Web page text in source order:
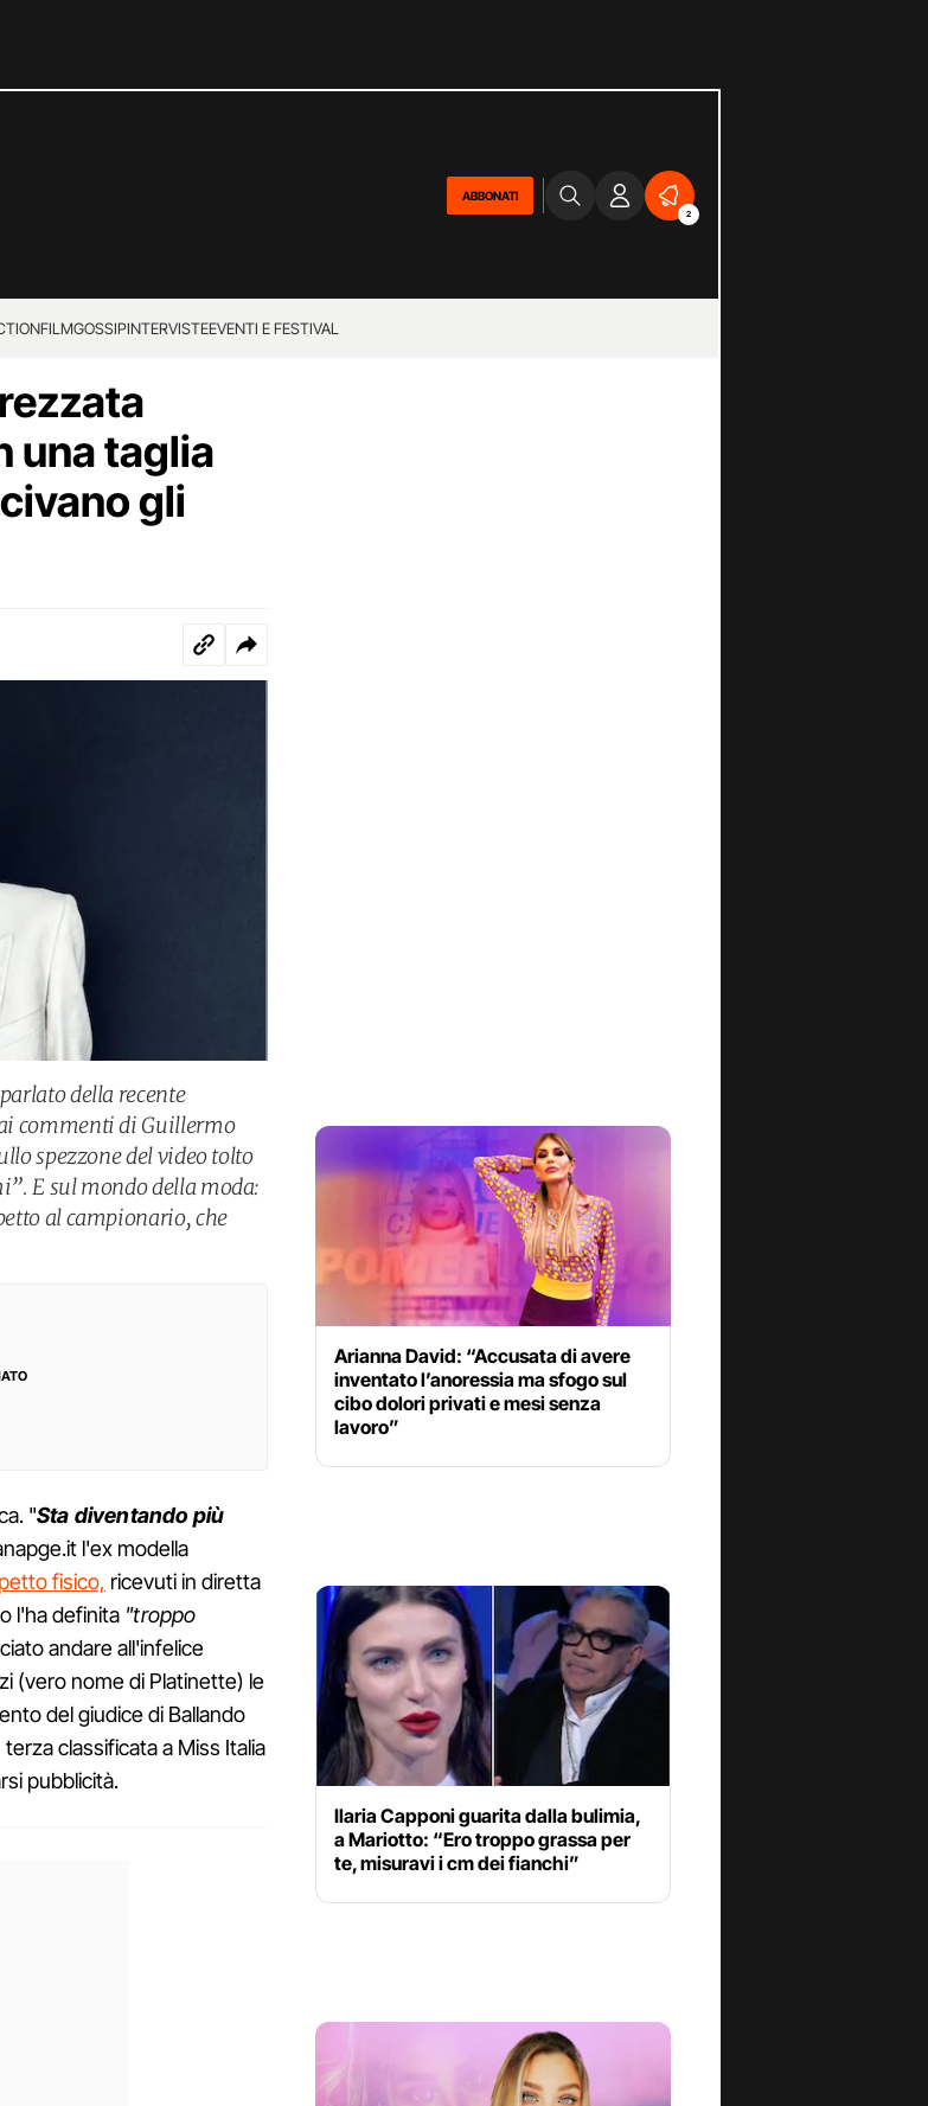
ABBONATI
2
FILMGOSSIPINTERVISTEEVENTI E FESTIVAL
una taglia
gli
della recente
commenti di Guillermo
spezzone del video tolto
E sul mondo della moda:
al campionario, che
"Sta diventando più
l'ex modella
fisico, ricevuti in diretta
l'ha definita "troppo
andare all'infelice
(vero nome di Platinette) le
del giudice di Ballando
classificata a Miss Italia
pubblicità.
Arianna David: “Accusata di avere
inventato l’anoressia ma sfogo sul
cibo dolori privati e mesi senza
lavoro”
Ilaria Capponi guarita dalla bulimia,
a Mariotto: “Ero troppo grassa per
te, misuravi i cm dei fianchi”